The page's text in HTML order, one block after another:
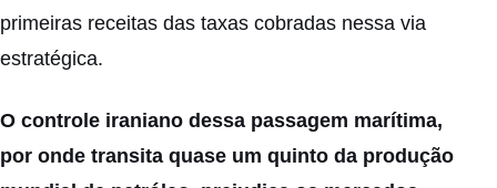
primeiras receitas das taxas cobradas nessa via
estratégica.
O controle iraniano dessa passagem marítima,
por onde transita quase um quinto da produção